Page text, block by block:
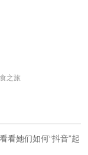
之旅
看她们如何“抖音”起